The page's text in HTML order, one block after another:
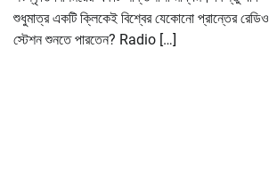
শুধুমাত্র একটি ক্লিকেই বিশ্বের যেকোনো প্রান্তের রেডিও
স্টেশন শুনতে পারতেন? Radio […]